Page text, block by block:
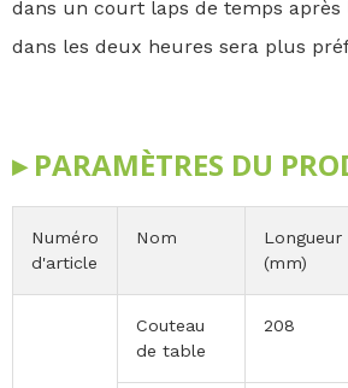
dans un court laps de temps
dans les deux heures sera plus
▸ PARAMÈTRES DU
Numéro
d'article
Nom
Longueur
(mm)
Couteau
de table
208